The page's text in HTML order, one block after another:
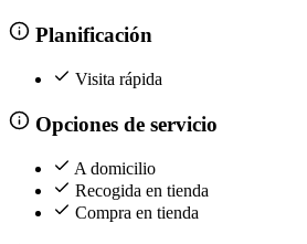
Planificación
Visita rápida
Opciones de servicio
A domicilio
Recogida en tienda
Compra en tienda